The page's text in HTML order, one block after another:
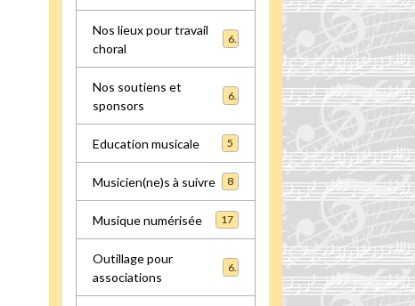
Nos lieux pour travail
choral
Nos soutiens et
sponsors
6
Education musicale 5
Musicien(ne)s à suivre 8
Musique numérisée 17
Outillage pour
associations